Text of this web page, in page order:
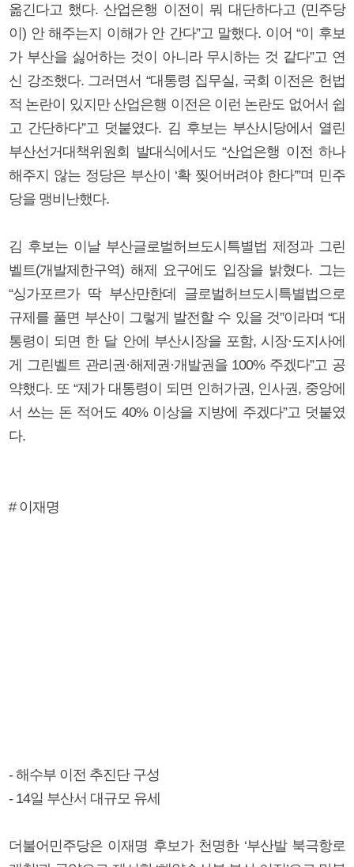
옮긴다고 했다. 산업은행 이전이 뭐 대단하다고 (민주당
이) 안 해주는지 이해가 안 간다”고 말했다. 이어 “이 후보
가 부산을 싫어하는 것이 아니라 무시하는 것 같다”고 연
신 강조했다. 그러면서 “대통령 집무실, 국회 이전은 헌법
적 논란이 있지만 산업은행 이전은 이런 논란도 없어서 쉽
고 간단하다”고 덧붙였다. 김 후보는 부산시당에서 열린
부산선거대책위원회 발대식에서도 “산업은행 이전 하나
해주지 않는 정당은 부산이 ‘확 찢어버려야 한다’”며 민주
당을 맹비난했다.
김 후보는 이날 부산글로벌허브도시특별법 제정과 그린
벨트(개발제한구역) 해제 요구에도 입장을 밝혔다. 그는
“싱가포르가 딱 부산만한데 글로벌허브도시특별법으로
규제를 풀면 부산이 그렇게 발전할 수 있을 것”이라며 “대
통령이 되면 한 달 안에 부산시장을 포함, 시장·도지사에
게 그린벨트 관리권·해제권·개발권을 100% 주겠다”고 공
약했다. 또 “제가 대통령이 되면 인허가권, 인사권, 중앙에
서 쓰는 돈 적어도 40% 이상을 지방에 주겠다”고 덧붙였
다.
# 이재명
- 해수부 이전 추진단 구성
- 14일 부산서 대규모 유세
더불어민주당은 이재명 후보가 천명한 ‘부산발 북극항로